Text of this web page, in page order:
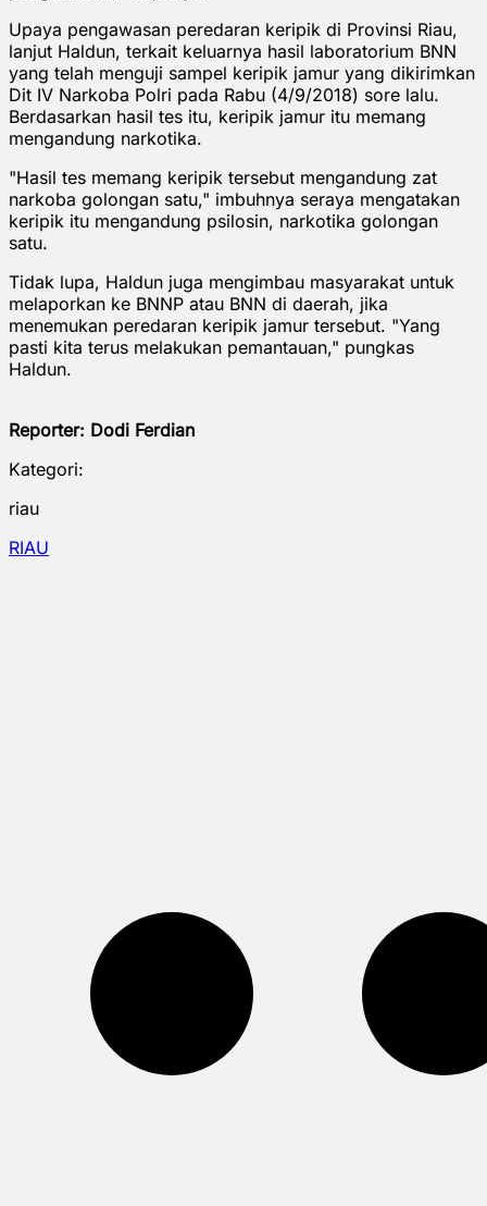
Upaya pengawasan peredaran keripik di Provinsi Riau,
lanjut Haldun, terkait keluarnya hasil laboratorium BNN
yang telah menguji sampel keripik jamur yang dikirimkan
Dit IV Narkoba Polri pada Rabu (4/9/2018) sore lalu.
Berdasarkan hasil tes itu, keripik jamur itu memang
mengandung narkotika.
"Hasil tes memang keripik tersebut mengandung zat
narkoba golongan satu," imbuhnya seraya mengatakan
keripik itu mengandung psilosin, narkotika golongan
satu.
Tidak lupa, Haldun juga mengimbau masyarakat untuk
melaporkan ke BNNP atau BNN di daerah, jika
menemukan peredaran keripik jamur tersebut. "Yang
pasti kita terus melakukan pemantauan," pungkas
Haldun.
Reporter: Dodi Ferdian
Kategori:
riau
RIAU